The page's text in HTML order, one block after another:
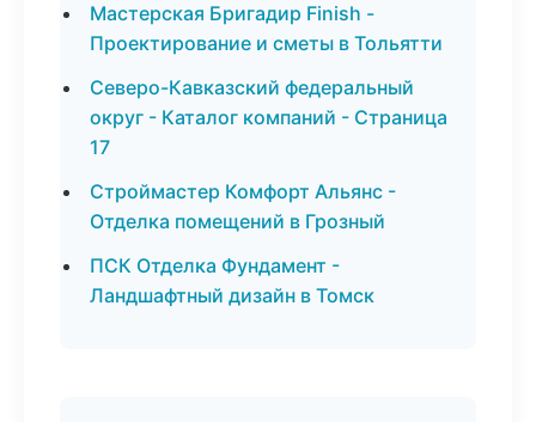
Мастерская Бригадир Finish -
Проектирование и сметы в Тольятти
Северо-Кавказский федеральный
округ - Каталог компаний - Страница
17
Строймастер Комфорт Альянс -
Отделка помещений в Грозный
ПСК Отделка Фундамент -
Ландшафтный дизайн в Томск